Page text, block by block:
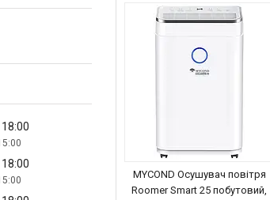
MYCOND Осушувач повітря
Roomer Smart 25 побутовий,
18:00
18:00